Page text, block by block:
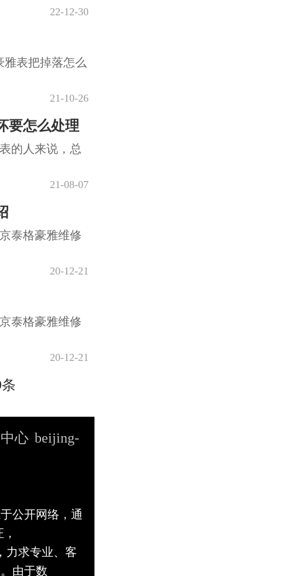
22-12-30
雅表把掉落怎么
21-10-26
要怎么处理
的人来说，总
21-08-07
泰格豪雅维修
20-12-21
泰格豪雅维修
20-12-21
条
心 beijing-
公开网络，通
力求专业、客
由于数